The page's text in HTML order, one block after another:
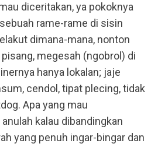
diceritakan, ya pokoknya
rame-rame di sisin
dimana-mana, nonton
megesah (ngobrol) di
hanya lokalan; jaje
cendol, tipat plecing, tidak
Apa yang mau
kalau dibandingkan
yang penuh ingar-bingar dan